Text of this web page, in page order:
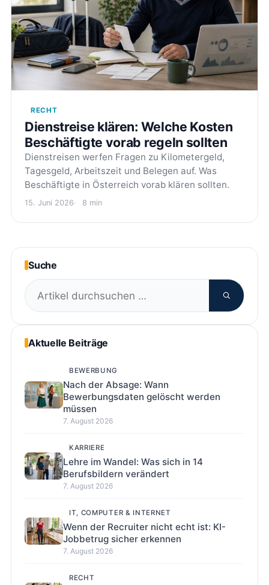
RECHT
Dienstreise klären: Welche Kosten
Beschäftigte vorab regeln sollten
Dienstreisen werfen Fragen zu Kilometergeld,
Tagesgeld, Arbeitszeit und Belegen auf. Was
Beschäftigte in Österreich vorab klären sollten.
15. Juni 2026 8 min
Suche
Suchen
nach:
Aktuelle Beiträge
BEWERBUNG
Nach der Absage: Wann
Bewerbungsdaten gelöscht werden
müssen
7. August 2026
KARRIERE
Lehre im Wandel: Was sich in 14
Berufsbildern verändert
7. August 2026
IT, COMPUTER & INTERNET
Wenn der Recruiter nicht echt ist: KI-
Jobbetrug sicher erkennen
7. August 2026
RECHT